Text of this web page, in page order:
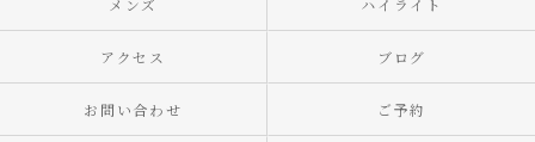
メンズ ハイライト
アクセス ブログ
お問い合わせ ご予約